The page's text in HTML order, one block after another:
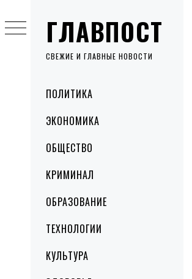
ГЛАВПОСТ
СВЕЖИЕ И ГЛАВНЫЕ НОВОСТИ
MenuПОЛИТИКА
ЭКОНОМИКА
ОБЩЕСТВО
КРИМИНАЛ
ОБРАЗОВАНИЕ
ТЕХНОЛОГИИ
КУЛЬТУРА
to
content